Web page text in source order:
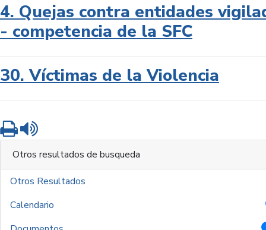
4. Quejas contra entidades
- competencia de la SFC
30. Víctimas de la Violencia
Imprimir
Otros resultados de busqueda
Otros Resultados
Calendario